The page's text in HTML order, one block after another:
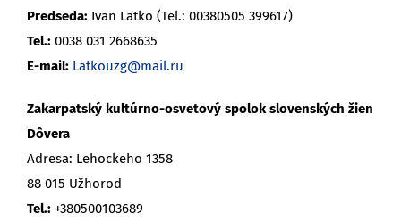
Predseda: Ivan Latko (Tel.: 00380505 399617)
Tel.: 0038 031 2668635
E-mail: Latkouzg@mail.ru
Zakarpatský kultúrno-osvetový spolok slovenských žien
Dôvera
Adresa: Lehockeho 1358
88 015 Užhorod
Tel.: +380500103689